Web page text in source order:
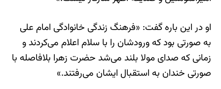
او در این باره گفت: «فرهنگ زندگی خانوادگی امام علی
به صورتی بود که ورودشان را با سلام اعلام می‌کردند و
زمانی که صدای مولا بلند می‌شد حضرت زهرا بلافاصله با
صورتی خندان به استقبال ایشان می‌رفتند.»